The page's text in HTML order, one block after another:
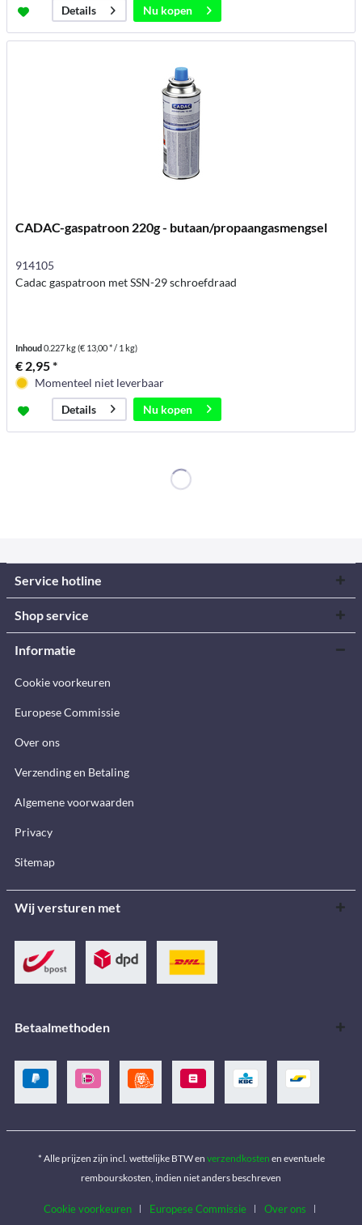
Details
Nu kopen
CADAC-gaspatroon 220g - butaan/propaangasmengsel
914105
Cadac gaspatroon met SSN-29 schroefdraad
Inhoud0.227 kg(€ 13,00 * / 1 kg)
€ 2,95 *
Momenteel niet leverbaar
Details
Nu kopen
Service hotline
Shop service
Informatie
Cookie voorkeuren
Europese Commissie
Over ons
Verzending en Betaling
Algemene voorwaarden
Privacy
Sitemap
Wij versturen met
Betaalmethoden
* Alle prijzen zijn incl. wettelijke BTW en verzendkosten en eventuele
rembourskosten, indien niet anders beschreven
Cookie voorkeuren Europese Commissie Over ons